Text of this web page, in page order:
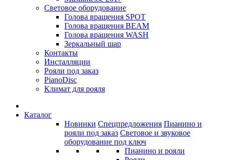
Световое оборудование
Голова вращения SPOT
Голова вращения BEAM
Голова вращения WASH
Зеркальный шар
Контакты
Инсталляции
Рояли под заказ
PianoDisc
Климат для рояля
Каталог
Новинки Спецпредложения Пианино и
рояли под заказ Световое и звуковое
оборудование под ключ
Пианино и рояли